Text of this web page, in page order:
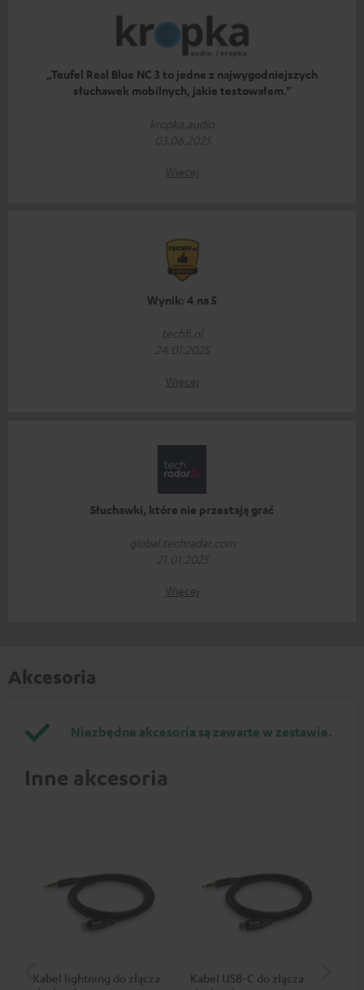
„Teufel Real Blue NC 3 to jedne z najwygodniejszych
słuchawek mobilnych, jakie testowałem.”
kropka.audio
03.06.2025
Więcej
Wynik: 4 na 5
techfi.nl
24.01.2025
Więcej
Słuchawki, które nie przestają grać
global.techradar.com
21.01.2025
Więcej
Akcesoria
Niezbędne akcesoria są zawarte w zestawie.
Inne akcesoria
Kabel lightning do złącza
Kabel USB-C do złącza